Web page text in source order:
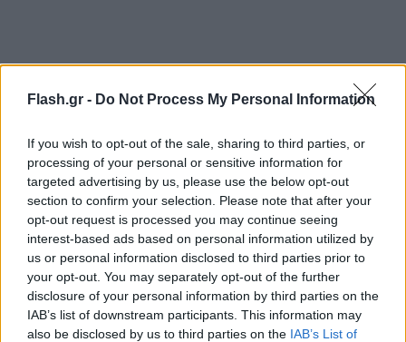
Flash.gr - Do Not Process My Personal Information
If you wish to opt-out of the sale, sharing to third parties, or
processing of your personal or sensitive information for
targeted advertising by us, please use the below opt-out
section to confirm your selection. Please note that after your
opt-out request is processed you may continue seeing
interest-based ads based on personal information utilized by
us or personal information disclosed to third parties prior to
your opt-out. You may separately opt-out of the further
disclosure of your personal information by third parties on the
IAB’s list of downstream participants. This information may
also be disclosed by us to third parties on the IAB’s List of